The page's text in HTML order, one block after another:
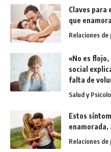
Claves para
que
Relaciones de
«No es
social
falta de
Salud y
Estos
enamorada,
Relaciones de